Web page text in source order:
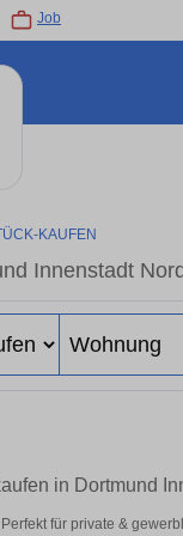
Job
KAUFEN
Innenstadt
in Dortmund
für private &